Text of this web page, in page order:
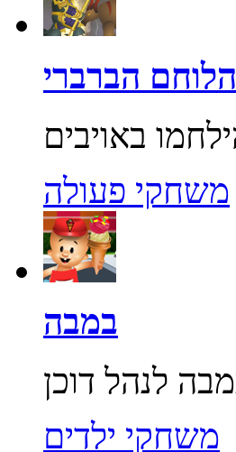
הלוחם הברברי
משחקי פעולה
במבה
משחקי ילדים